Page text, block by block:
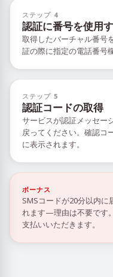
ステップ 4
認証に番号を使用
取得したバーチャル番号
証の際に指定の電話番号
ステップ 5
認証コードの取得
サービスが認証メッセー
戻ってください。確認コ
に表示されます。
ボーナス
SMSコードが20分以内に
れます—理由は不要です
支払いいただきます。